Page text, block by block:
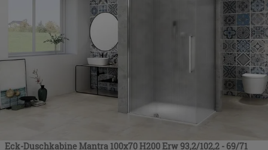
Eck-Duschkabine Mantra 100x70 H200 Erw 93,2/102,2 - 69/71